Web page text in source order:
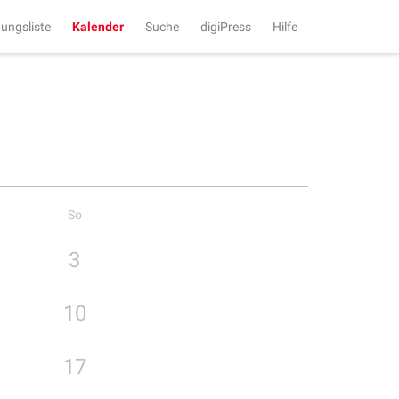
Kalender Suche digiPress Hilfe
So
3
10
17